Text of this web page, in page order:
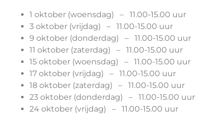
1 oktober (woensdag) – 11.00-15.00 uur
3 oktober (vrijdag) – 11.00-15.00 uur
9 oktober (donderdag) – 11.00-15.00 uur
11 oktober (zaterdag) – 11.00-15.00 uur
15 oktober (woensdag) – 11.00-15.00 uur
17 oktober (vrijdag) – 11.00-15.00 uur
18 oktober (zaterdag) – 11.00-15.00 uur
23 oktober (donderdag) – 11.00-15.00 uur
24 oktober (vrijdag) – 11.00-15.00 uur